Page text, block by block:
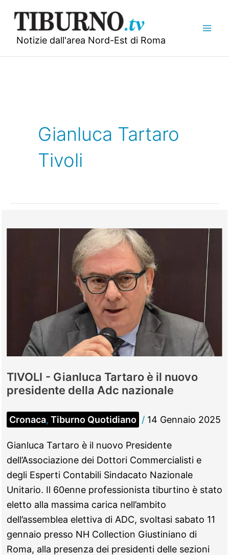
contenuto
Notizie dall'area Nord-Est di Roma
Gianluca Tartaro
Tivoli
TIVOLI - Gianluca Tartaro è il nuovo
presidente della Adc nazionale
Cronaca, Tiburno Quotidiano / 14 Gennaio 2025
Gianluca Tartaro è il nuovo Presidente
dell’Associazione dei Dottori Commercialisti e
degli Esperti Contabili Sindacato Nazionale
Unitario. Il 60enne professionista tiburtino è stato
eletto alla massima carica nell’ambito
dell’assemblea elettiva di ADC, svoltasi sabato 11
gennaio presso NH Collection Giustiniano di
Roma, alla presenza dei presidenti delle sezioni